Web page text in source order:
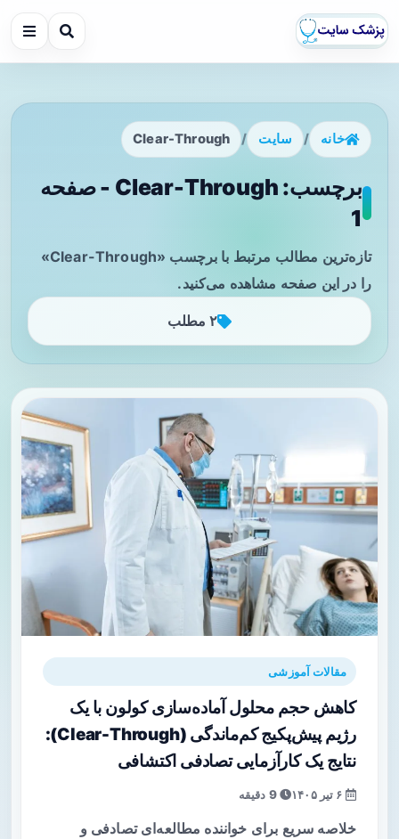
خانه / سایت /
Clear-Through
برچسب: Clear-Through - صفحه
1
تازه‌ترین مطالب مرتبط با برچسب «Clear-Through»
را در این صفحه مشاهده می‌کنید.
۲ مطلب
مقالات آموزشی
کاهش حجم محلول آماده‌سازی کولون با یک
رژیم پیش‌پکیج کم‌ماندگی (Clear-Through):
نتایج یک کارآزمایی تصادفی اکتشافی
9 دقیقه
خلاصه سریع برای خواننده مطالعه‌ای تصادفی و